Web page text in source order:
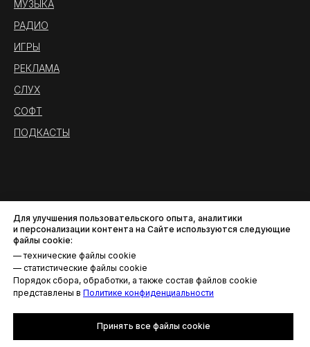
Для улучшения пользовательского опыта, аналитики
и персонализации контента на Сайте используются следующие
файлы cookie:
— технические файлы cookie
— статистические файлы cookie
Порядок сбора, обработки, а также состав файлов cookie
представлены в Политике конфиденциальности
Принять все файлы cookie
МУЗЫКА
РАДИО
ИГРЫ
РЕКЛАМА
СЛУХ
СОФТ
ПОДКАСТЫ
Политика конфиденциальности
© AROUND THE SOUND. Все права защищены.